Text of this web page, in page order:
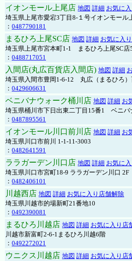
イオンモール上尾店 地図 詳細 お気に
埼玉県上尾市愛宕3丁目8-１号イオンモール
： 0487790181
まるひろ上尾SC店 地図 詳細 お気に入
埼玉県上尾市宮本町1-1 まるひろ上尾SC店
： 0488717051
入間店(丸広百貨店入間店) 地図 詳細
埼玉県入間市豊岡1-6-12 丸広（まるひろ）
： 0429606631
ベニバナウォーク桶川店 地図 詳細 お
埼玉県桶川市下日出東二丁目15番1 ベニバ
： 0487895561
イオンモール川口前川店 地図 詳細 お
埼玉県川口市前川 1-1-11-3003
： 0482641591
ララガーデン川口店 地図 詳細 お気に
埼玉県川口市宮町18-9 ララガーデン川口 2F
： 0482406101
川越西店 地図 詳細 お気に入り店舗解除
埼玉県川越市的場新町21番地10
： 0492390081
まるひろ川越店 地図 詳細 お気に入り店
川越市新富町2-6-1まるひろ川越6階
： 0492272021
ウニクス川越店 地図 詳細 お気に入り店